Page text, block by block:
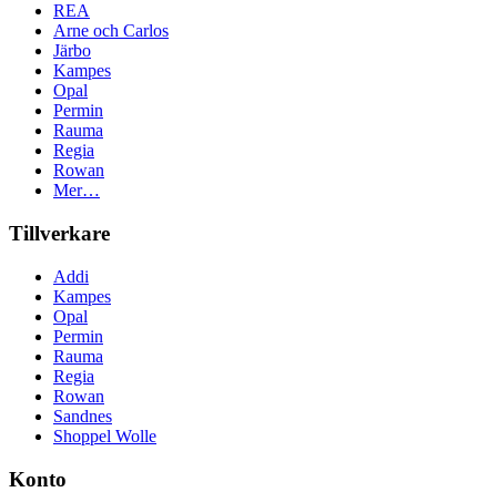
REA
Arne och Carlos
Järbo
Kampes
Opal
Permin
Rauma
Regia
Rowan
Mer…
Tillverkare
Addi
Kampes
Opal
Permin
Rauma
Regia
Rowan
Sandnes
Shoppel Wolle
Konto